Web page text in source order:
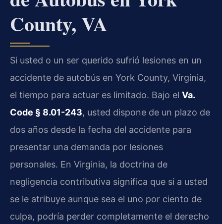
County, VA
Si usted o un ser querido sufrió lesiones en un
accidente de autobús en York County, Virginia,
el tiempo para actuar es limitado. Bajo el Va.
Code § 8.01-243, usted dispone de un plazo de
dos años desde la fecha del accidente para
presentar una demanda por lesiones
personales. En Virginia, la doctrina de
negligencia contributiva significa que si a usted
se le atribuye aunque sea el uno por ciento de
culpa, podría perder completamente el derecho